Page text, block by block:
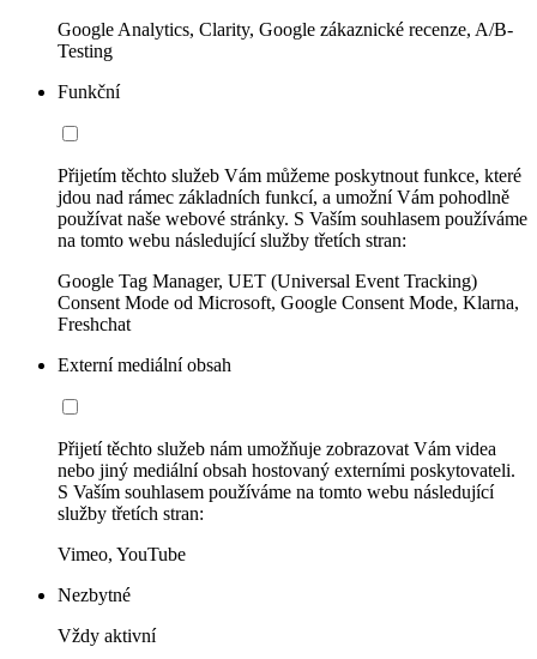
Google Analytics, Clarity, Google zákaznické recenze, A/B-
Testing
Funkční
Přijetím těchto služeb Vám můžeme poskytnout funkce, které
jdou nad rámec základních funkcí, a umožní Vám pohodlně
používat naše webové stránky. S Vaším souhlasem používáme
na tomto webu následující služby třetích stran:
Google Tag Manager, UET (Universal Event Tracking)
Consent Mode od Microsoft, Google Consent Mode, Klarna,
Freshchat
Externí mediální obsah
Přijetí těchto služeb nám umožňuje zobrazovat Vám videa
nebo jiný mediální obsah hostovaný externími poskytovateli.
S Vaším souhlasem používáme na tomto webu následující
služby třetích stran:
Vimeo, YouTube
Nezbytné
Vždy aktivní